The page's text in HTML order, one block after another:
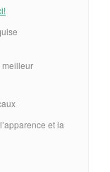
meilleur
et la